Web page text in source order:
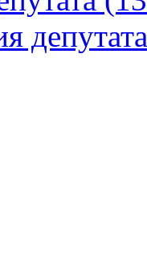
депутата